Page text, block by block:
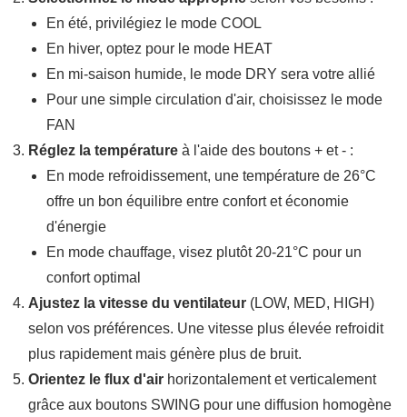
En été, privilégiez le mode COOL
En hiver, optez pour le mode HEAT
En mi-saison humide, le mode DRY sera votre allié
Pour une simple circulation d'air, choisissez le mode
FAN
Réglez la température à l'aide des boutons + et - :
En mode refroidissement, une température de 26°C
offre un bon équilibre entre confort et économie
d'énergie
En mode chauffage, visez plutôt 20-21°C pour un
confort optimal
Ajustez la vitesse du ventilateur (LOW, MED, HIGH)
selon vos préférences. Une vitesse plus élevée refroidit
plus rapidement mais génère plus de bruit.
Orientez le flux d'air horizontalement et verticalement
grâce aux boutons SWING pour une diffusion homogène